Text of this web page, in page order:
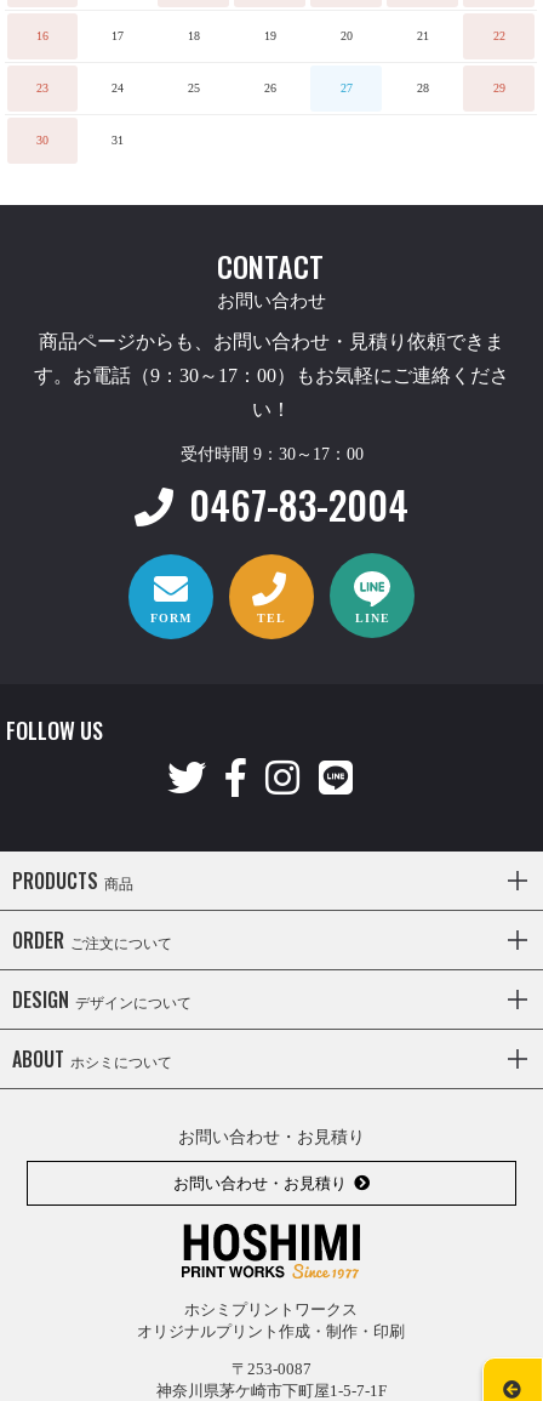
16 17 18 19 20 21 22
23 24 25 26 27 28 29
30 31
CONTACT
お問い合わせ
商品ページからも、お問い合わせ・見積り依頼できま
す。お電話（9：30～17：00）もお気軽にご連絡くださ
い！
受付時間 9：30～17：00
0467-83-2004
FORM TEL LINE
FOLLOW US
PRODUCTS 商品
ORDER ご注文について
DESIGN デザインについて
ABOUT ホシミについて
お問い合わせ・お見積り
お問い合わせ・お見積り
ホシミプリントワークス
オリジナルプリント作成・制作・印刷
〒253-0087
神奈川県茅ケ崎市下町屋1-5-7-1F